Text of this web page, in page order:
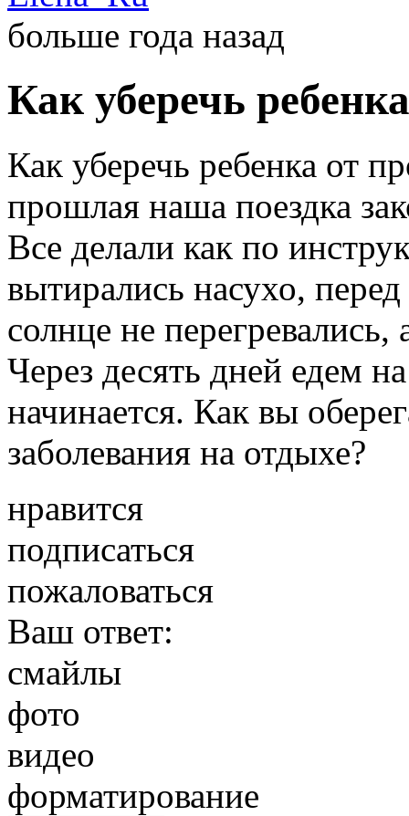
больше года назад
Как уберечь
Как уберечь ребенка от
прошлая наша поездка
Все делали как по
вытирались насухо,
солнце не
Через десять дней едем
начинается. Как вы
заболевания на отдыхе?
нравится
подписаться
пожаловаться
Ваш ответ:
смайлы
фото
видео
форматирование